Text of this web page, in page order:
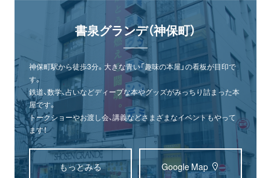
書泉グランデ（神保町）
神保町駅から徒歩3分。大きな青い「趣味の本屋」の看板が目印で
す。
鉄道、数学、占いなどディープな本やグッズがみっちり詰まった本
屋です。
トークショーやお渡し会、講義などさまざまなイベントもやって
ます！
もっとみる Google Map